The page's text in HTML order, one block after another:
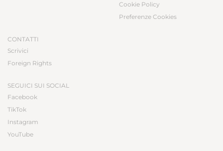
Cookie Policy
Preferenze Cookies
CONTATTI
Scrivici
Foreign Rights
SEGUICI SUI SOCIAL
Facebook
TikTok
Instagram
YouTube